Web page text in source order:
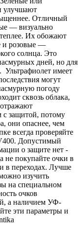
улучшают
Отличный
— визуально
Их обожают
и розовые —
солнца. Это
дней, но для
Ультрафиолет имеет
могут
погоду
сквозь облака,
с защитой, потому
они опаснее, чем
всегда проверяйте
Допустимый
о защите нет -
не покупайте очки в
в переходах. Лучше
изучить
на специальном
очков
а наличием УФ-
эти параметры и